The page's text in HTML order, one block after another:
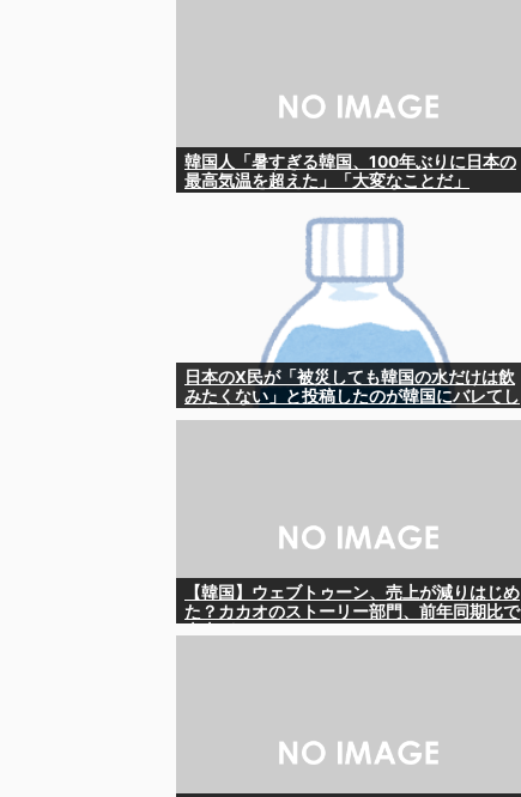
韓国人「暑すぎる韓国、100年ぶりに日本の
最高気温を超えた」「大変なことだ」
日本のX民が「被災しても韓国の水だけは飲
みたくない」と投稿したのが韓国にバレてし
【韓国】ウェブトゥーン、売上が減りはじめ
た？カカオのストーリー部門、前年同期比で